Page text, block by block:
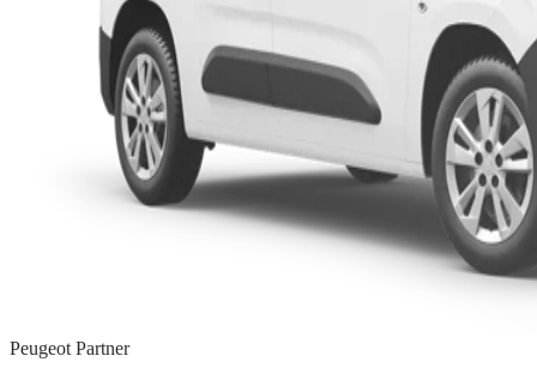
Peugeot Partner